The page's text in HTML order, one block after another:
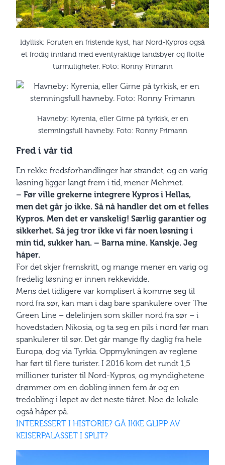
Idyllisk: Foruten en fristende kyst, har Nord-Kypros også
et frodig innland med eventyraktige landsbyer og flotte
turmuligheter. Foto: Ronny Frimann
Havneby: Kyrenia, eller Girne på tyrkisk, er en
stemningsfull havneby. Foto: Ronny Frimann
Fred i vår tid
En rekke fredsforhandlinger har strandet, og en varig
løsning ligger langt frem i tid, mener Mehmet.
– Før ville grekerne integrere Kypros i Hellas,
men det går jo ikke. Så nå handler det om et felles
Kypros. Men det er vanskelig! Særlig garantier og
sikkerhet. Så jeg tror ikke vi får noen løsning i
min tid, sukker han. – Barna mine. Kanskje. Jeg
håper.
For det skjer fremskritt, og mange mener en varig og
fredelig løsning er innen rekkevidde.
Mens det tidligere var komplisert å komme seg til
nord fra sør, kan man i dag bare spankulere over The
Green Line – delelinjen som skiller nord fra sør – i
hovedstaden Nikosia, og ta seg en pils i nord før man
spankulerer til sør. Det går mange fly daglig fra hele
Europa, dog via Tyrkia. Oppmykningen av reglene
har ført til flere turister. I 2016 kom det rundt 1,5
millioner turister til Nord-Kypros, og myndighetene
drømmer om en dobling innen fem år og en
tredobling i løpet av det neste tiåret. Noe de lokale
også håper på.
INTERESSERT I HISTORIE? GÅ IKKE GLIPP AV
KEISERPALASSET I SPLIT?